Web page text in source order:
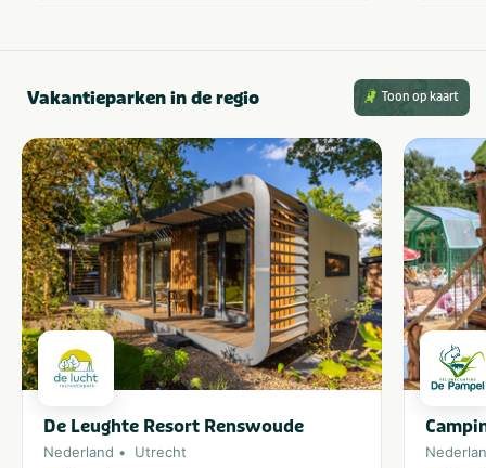
Vakantieparken in de regio Toon op kaart
De Leughte Resort Renswoude
Nederland Utrecht